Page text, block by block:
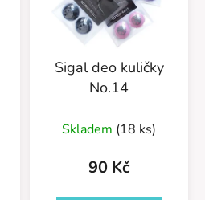
Sigal deo kuličky
No.14
Skladem (18 ks)
90 Kč